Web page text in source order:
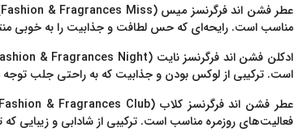
عطر فشن اند فرگرنسز میس (Fashion & Fragrances Miss)
مناسب است. رایحه‌ای که حس لطافت و جذابیت را به خوبی
ادکلن فشن اند فرگرنسز نایت (Fashion & Fragrances Night)
است. ترکیبی از لوکس بودن و جذابیت که به راحتی جلب
عطر فشن اند فرگرنسز کلاب (Fashion & Fragrances Club)
فعالیت‌های روزمره مناسب است. ترکیبی از شادابی و زیبایی